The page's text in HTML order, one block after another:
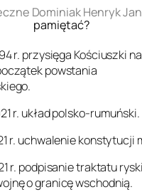
Dominiak Henryk Jan
pamiętać?
r. przysięga Kościuszki
powstania
r. układ polsko-rumuński.
r. uchwalenie konstytucji
r. podpisanie traktatu
o granicę wschodnią.